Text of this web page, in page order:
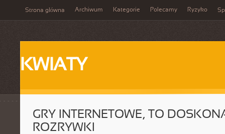
Strona główna Archiwum Kategorie Polecamy Ryzyko
KWIATY
GRY INTERNETOWE, TO
ROZRYWKI